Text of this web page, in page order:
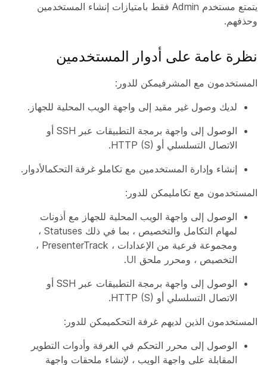
يتمتع مستخدم Admin فقط بامتيازات إنشاء المستخدمين
وحذفهم.
نظرة عامة على أدوار المستخدمين
المستخدمون مع المشرفيمكن للدور:
لديك وصول غير مقيد إلى واجهة الويب المحلية للجهاز.
الوصول إلى واجهة برمجة التطبيقات عبر SSH أو
الاتصال التسلسلي أو HTTP (S).
إنشاء وإدارة المستخدمين مع تكاملو غرفة التحكمالأدوار.
المستخدمون مع تكامليمكن للدور:
الوصول إلى واجهة الويب المحلية للجهاز مع أذونات
لمهام التكامل والتخصيص ، بما في ذلك Statuses ،
ومجموعة فرعية من الإعدادات ، PresenterTrack ،
التخصيص ، ومحرر ملحق UI.
الوصول إلى واجهة برمجة التطبيقات عبر SSH أو
الاتصال التسلسلي أو HTTP (S).
المستخدمون الذين لديهم غرفة التحكميمكن للدور:
الوصول إلى محرر التحكم في الغرفة وأدوات التطوير
المقابلة على واجهة الويب ، لإنشاء ملحقات واجهة